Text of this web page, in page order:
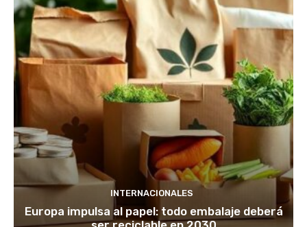
INTERNACIONALES
Europa impulsa al papel: todo embalaje deberá